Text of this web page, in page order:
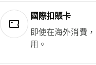
國際扣賬卡
即使在海外消費
用。